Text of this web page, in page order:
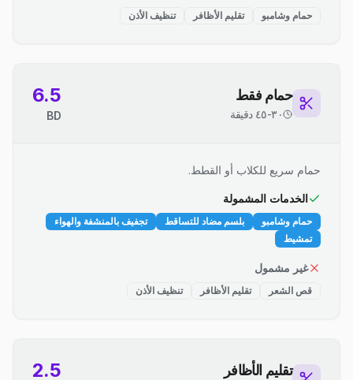
حمام وشامبو تقليم الأظافر تنظيف الأذن
حمام فقط
٣٠-٤٥ دقيقة
6.5
BD
حمام سريع للكلاب أو القطط.
الخدمات المشمولة
حمام وشامبو بلسم مضاد للتساقط
تجفيف بالمنشفة والهواء
تمشيط
غير مشمول
قص الشعر تقليم الأظافر تنظيف الأذن
تقليم الأظافر 2.5